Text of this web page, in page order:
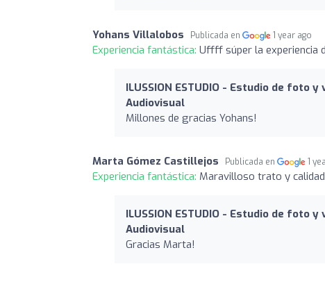
Yohans Villalobos Publicada en 1 year ago
Experiencia fantástica: Uffff súper la experiencia
ILUSSION ESTUDIO - Estudio de foto
Audiovisual
Millones de gracias Yohans!
Marta Gómez Castillejos Publicada en 1
Experiencia fantástica: Maravilloso trato y
ILUSSION ESTUDIO - Estudio de foto
Audiovisual
Gracias Marta!